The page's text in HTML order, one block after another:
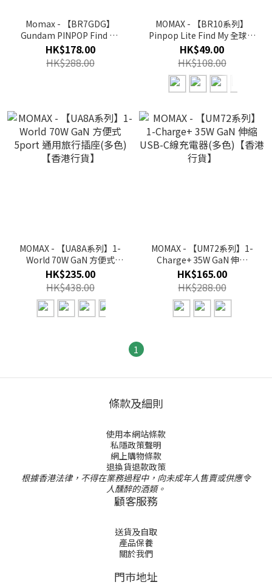
Momax - 【BR7GDG】
Gundam PINPOP Find My
全球定位器(哈囉)(綠色)
HK$178.00
HK$288.00
MOMAX - 【BR10系列】
Pinpop Lite Find My 全球定
位器(多色)【香港行貨】
HK$49.00
HK$108.00
MOMAX - 【UA8A系列】1-
World 70W GaN 方便式
5port 通用旅行插座(多色)
【香港行貨】
HK$235.00
HK$438.00
MOMAX - 【UM72系列】1-
Charge+ 35W GaN 伸縮
USB-C線充電器(多色)【香
港行貨】
HK$165.00
HK$288.00
1
條款及細則
使用本網站條款
私隱政策聲明
網上購物條款
退換貨退款政策
根據香港法律，不得在業務過程中，向未成年人售賣或供應令
人醺醉的酒類。
顧客服務
送貨及自取
產品保養
關於我們
門巿地址